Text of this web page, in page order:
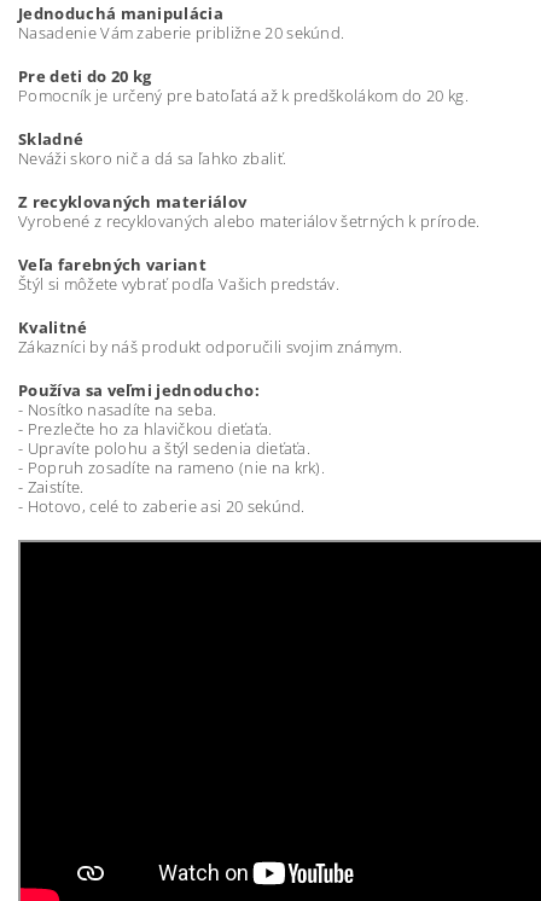
Jednoduchá manipulácia
Nasadenie Vám zaberie približne 20 sekúnd.
Pre deti do 20 kg
Pomocník je určený pre batoľatá až k predškolákom do 20 kg.
Skladné
Neváži skoro nič a dá sa ľahko zbaliť.
Z recyklovaných materiálov
Vyrobené z recyklovaných alebo materiálov šetrných k prírode.
Veľa farebných variant
Štýl si môžete vybrať podľa Vašich predstáv.
Kvalitné
Zákazníci by náš produkt odporučili svojim známym.
Používa sa veľmi jednoducho:
- Nosítko nasadíte na seba.
- Prezlečte ho za hlavičkou dieťaťa.
- Upravíte polohu a štýl sedenia dieťaťa.
- Popruh zosadíte na rameno (nie na krk).
- Zaistíte.
- Hotovo, celé to zaberie asi 20 sekúnd.